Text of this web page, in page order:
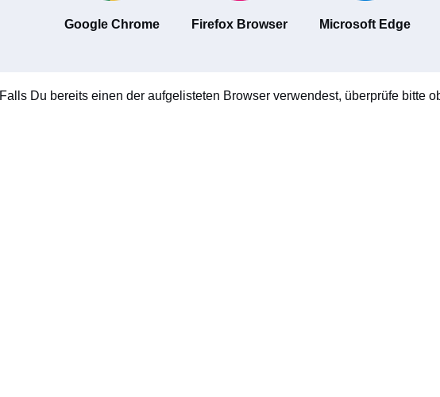
Google Chrome Firefox Browser Microsoft Edge
Falls Du bereits einen der aufgelisteten Browser verwendest, überprüfe bitte